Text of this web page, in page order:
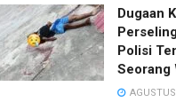
Dugaan
Polisi
Seorang